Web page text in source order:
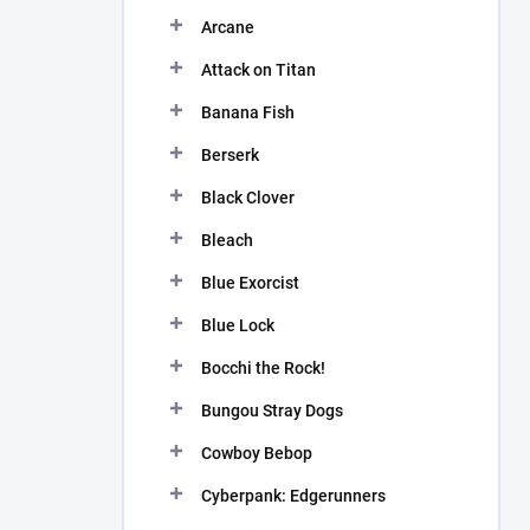
Arcane
Attack on Titan
Banana Fish
Berserk
Black Clover
Bleach
Blue Exorcist
Blue Lock
Bocchi the Rock!
Bungou Stray Dogs
Cowboy Bebop
Cyberpank: Edgerunners